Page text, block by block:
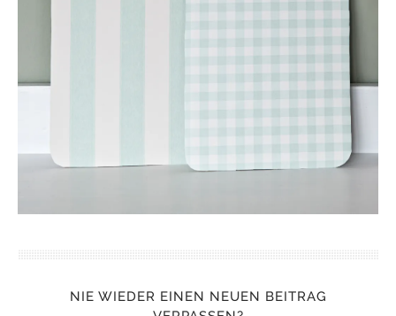
NIE WIEDER EINEN NEUEN BEITRAG